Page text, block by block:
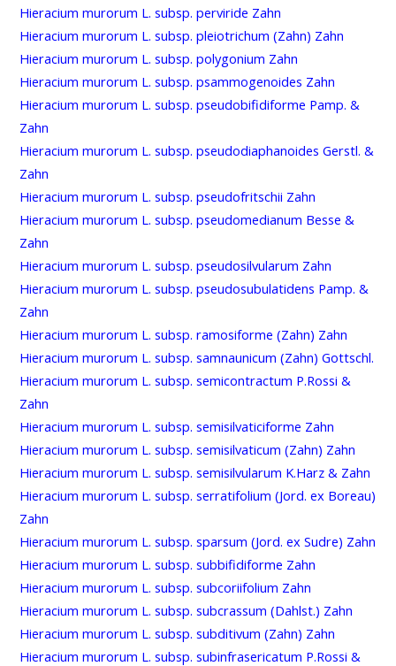
Hieracium murorum L. subsp. perviride Zahn
Hieracium murorum L. subsp. pleiotrichum (Zahn) Zahn
Hieracium murorum L. subsp. polygonium Zahn
Hieracium murorum L. subsp. psammogenoides Zahn
Hieracium murorum L. subsp. pseudobifidiforme Pamp. &
Zahn
Hieracium murorum L. subsp. pseudodiaphanoides Gerstl. &
Zahn
Hieracium murorum L. subsp. pseudofritschii Zahn
Hieracium murorum L. subsp. pseudomedianum Besse &
Zahn
Hieracium murorum L. subsp. pseudosilvularum Zahn
Hieracium murorum L. subsp. pseudosubulatidens Pamp. &
Zahn
Hieracium murorum L. subsp. ramosiforme (Zahn) Zahn
Hieracium murorum L. subsp. samnaunicum (Zahn) Gottschl.
Hieracium murorum L. subsp. semicontractum P.Rossi &
Zahn
Hieracium murorum L. subsp. semisilvaticiforme Zahn
Hieracium murorum L. subsp. semisilvaticum (Zahn) Zahn
Hieracium murorum L. subsp. semisilvularum K.Harz & Zahn
Hieracium murorum L. subsp. serratifolium (Jord. ex Boreau)
Zahn
Hieracium murorum L. subsp. sparsum (Jord. ex Sudre) Zahn
Hieracium murorum L. subsp. subbifidiforme Zahn
Hieracium murorum L. subsp. subcoriifolium Zahn
Hieracium murorum L. subsp. subcrassum (Dahlst.) Zahn
Hieracium murorum L. subsp. subditivum (Zahn) Zahn
Hieracium murorum L. subsp. subinfrasericatum P.Rossi &